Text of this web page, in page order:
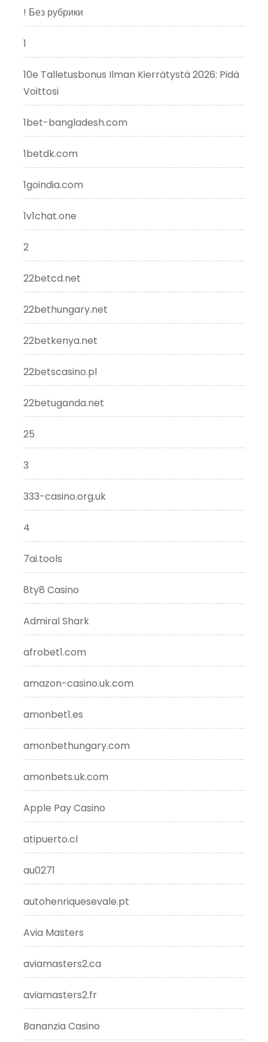
! Без рубрики
1
10e Talletusbonus Ilman Kierrätystä 2026: Pidä
Voittosi
1bet-bangladesh.com
1betdk.com
1goindia.com
1v1chat.one
2
22betcd.net
22bethungary.net
22betkenya.net
22betscasino.pl
22betuganda.net
25
3
333-casino.org.uk
4
7ai.tools
8ty8 Casino
Admiral Shark
afrobet1.com
amazon-casino.uk.com
amonbet1.es
amonbethungary.com
amonbets.uk.com
Apple Pay Casino
atipuerto.cl
au0271
autohenriquesevale.pt
Avia Masters
aviamasters2.ca
aviamasters2.fr
Bananzia Casino